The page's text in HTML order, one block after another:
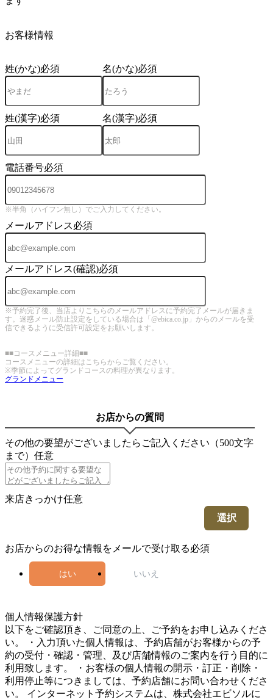
お客様情報
姓(かな)必須 名(かな)必須
姓(漢字)必須 名(漢字)必須
電話番号必須
※半角（ハイフン無し）でご入力してください。
メールアドレス必須
メールアドレス(確認)必須
※予約完了後、当店よりこちらのメールアドレスに予約完了メールが届きま
す。迷惑メール防止設定をしている場合は「@ebica.co.jp」からのメールを受
信できるように受信許可設定をお願いします。
■■コースメニュー詳細■■
コースメニューの詳細はこちらからご覧ください。
※季節によってグランドコースの料理が異なります。
グランドメニュー
お店からの質問
その他の要望がございましたらご記入ください（500文字
まで） 任意
来店きっかけ任意
選択
お店からのお得な情報をメールで受け取る必須
はい いいえ
個人情報保護方針
以下をご確認頂き、ご同意の上、ご予約をお申し込みくださ
い。 ・入力頂いた個人情報は、予約店舗がお客様からの予
約の受付・確認・管理、及び店舗情報のご案内を行う目的に
利用致します。 ・お客様の個人情報の開示・訂正・削除・
利用停止等につきましては、予約店舗にお問い合わせくださ
い。 インターネット予約システムは、株式会社エビソルに